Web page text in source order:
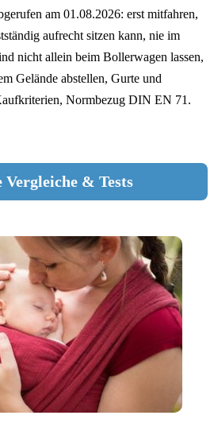
am 01.08.2026: erst mitfahren,
aufrecht sitzen kann, nie im
nicht allein beim Bollerwagen lassen,
Gelände abstellen, Gurte und
Normbezug DIN EN 71.
Vergleiche & Tests